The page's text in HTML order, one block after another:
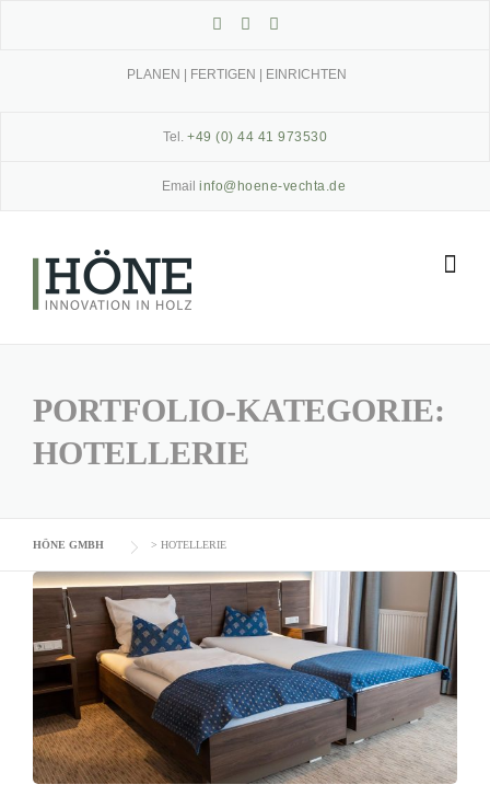
PLANEN | FERTIGEN | EINRICHTEN
Tel. +49 (0) 44 41 973530
Email info@hoene-vechta.de
PORTFOLIO-KATEGORIE:
HOTELLERIE
HÖNE GMBH > HOTELLERIE